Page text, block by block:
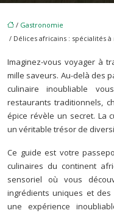
/ Gastronomie
/ Délices africains : spécialités
Imaginez-vous voyager à
mille saveurs. Au-delà des
culinaire inoubliable
restaurants traditionnels,
épice révèle un secret. La
un véritable trésor de
Ce guide est votre
culinaires du continent
sensoriel où vous
ingrédients uniques et
une expérience